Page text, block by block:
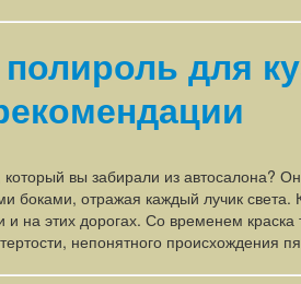
для
вы забирали из автосалона?
боками, отражая каждый лучик
на этих дорогах. Со временем краска
непонятного происхождения